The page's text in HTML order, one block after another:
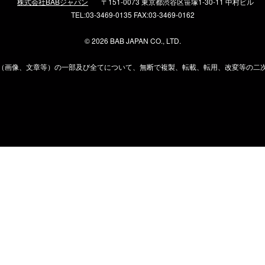
TEL:03-3469-0135 FAX:03-3469-0162
©2026 BAB JAPAN CO., LTD.
画像、文章等）の一部及び全てについて、無断で複製、転載、転用、改変等の二